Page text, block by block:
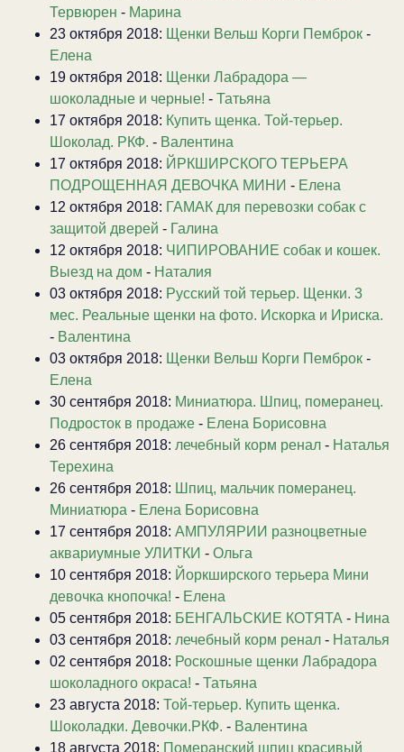
Тервюрен - Марина
23 октября 2018: Щенки Вельш Корги Пемброк -
Елена
19 октября 2018: Щенки Лабрадора —
шоколадные и черные! - Татьяна
17 октября 2018: Купить щенка. Той-терьер.
Шоколад. РКФ. - Валентина
17 октября 2018: ЙРКШИРСКОГО ТЕРЬЕРА
ПОДРОЩЕННАЯ ДЕВОЧКА МИНИ - Елена
12 октября 2018: ГАМАК для перевозки собак с
защитой дверей - Галина
12 октября 2018: ЧИПИРОВАНИЕ собак и кошек.
Выезд на дом - Наталия
03 октября 2018: Русский той терьер. Щенки. 3
мес. Реальные щенки на фото. Искорка и Ириска.
- Валентина
03 октября 2018: Щенки Вельш Корги Пемброк -
Елена
30 сентября 2018: Миниатюра. Шпиц, померанец.
Подросток в продаже - Елена Борисовна
26 сентября 2018: лечебный корм ренал - Наталья
Терехина
26 сентября 2018: Шпиц, мальчик померанец.
Миниатюра - Елена Борисовна
17 сентября 2018: АМПУЛЯРИИ разноцветные
аквариумные УЛИТКИ - Ольга
10 сентября 2018: Йоркширского терьера Мини
девочка кнопочка! - Елена
05 сентября 2018: БЕНГАЛЬСКИЕ КОТЯТА - Нина
03 сентября 2018: лечебный корм ренал - Наталья
02 сентября 2018: Роскошные щенки Лабрадора
шоколадного окраса! - Татьяна
23 августа 2018: Той-терьер. Купить щенка.
Шоколадки. Девочки.РКФ. - Валентина
18 августа 2018: Померанский шпиц красивый